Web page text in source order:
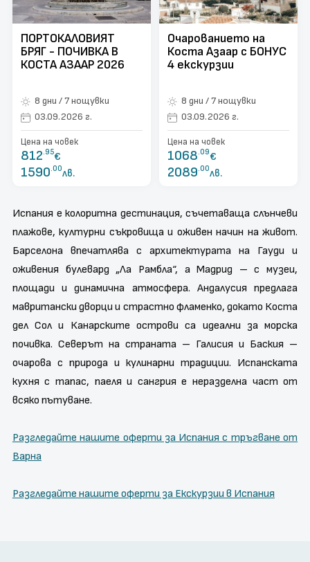
Запитване
ПОРТОКАЛОВИЯТ
БРЯГ - ПОЧИВКА В
КОСТА АЗААР 2026
8 дни / 7 нощувки
03.09.2026 г.
Цена на човек
812 .95€
1590 .00лв.
Очарованието на
Коста Азаар с БОНУС
4 екскурзии
8 дни / 7 нощувки
03.09.2026 г.
Цена на човек
1068 .09€
2089 .00лв.
Испания е колоритна дестинация, съчетаваща слънчеви
плажове, културни съкровища и оживен начин на живот.
Барселона впечатлява с архитектурата на Гауди и
оживения булевард „Ла Рамбла“, а Мадрид – с музеи,
площади и динамична атмосфера. Андалусия предлага
мавритански дворци и страстно фламенко, докато Коста
дел Сол и Канарските острови са идеални за морска
почивка. Северът на страната – Галисия и Баския –
очарова с природа и кулинарни традиции. Испанската
кухня с тапас, паеля и сангрия е неразделна част от
всяко пътуване.
Разгледайте нашите оферти за Испания с тръгване от
Варна
Разгледайте нашите оферти за Екскурзии в Испания